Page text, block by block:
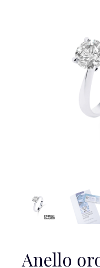
Anello